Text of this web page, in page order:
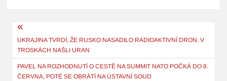
Navigace
pro
příspěvek
UKRAJINA TVRDÍ, ŽE RUSKO NASADILO RADIOAKTIVNÍ DRON. V
TROSKÁCH NAŠLI URAN
PAVEL NA ROZHODNUTÍ O CESTĚ NA SUMMIT NATO POČKÁ DO 8.
ČERVNA, POTÉ SE OBRÁTÍ NA ÚSTAVNÍ SOUD